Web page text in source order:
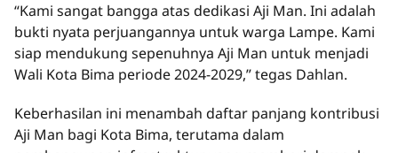
“Kami sangat bangga atas dedikasi Aji Man. Ini adalah
bukti nyata perjuangannya untuk warga Lampe. Kami
siap mendukung sepenuhnya Aji Man untuk menjadi
Wali Kota Bima periode 2024-2029,” tegas Dahlan.
Keberhasilan ini menambah daftar panjang kontribusi
Aji Man bagi Kota Bima, terutama dalam